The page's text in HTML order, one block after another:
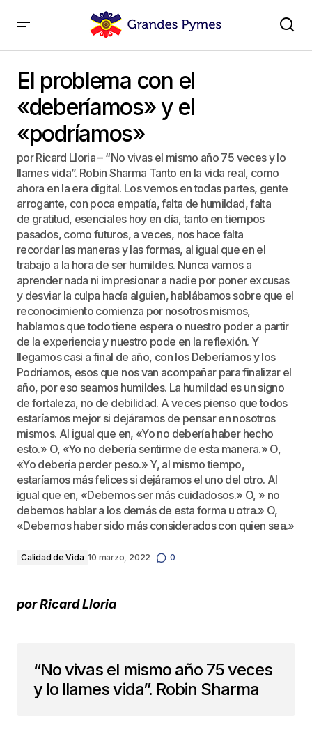
El problema con el
«deberíamos» y el
«podríamos»
por Ricard Lloria – “No vivas el mismo año 75 veces y lo
llames vida”. Robin Sharma Tanto en la vida real, como
ahora en la era digital. Los vemos en todas partes, gente
arrogante, con poca empatía, falta de humildad, falta
de gratitud, esenciales hoy en día, tanto en tiempos
pasados, como futuros, a veces, nos hace falta
recordar las maneras y las formas, al igual que en el
trabajo a la hora de ser humildes. Nunca vamos a
aprender nada ni impresionar a nadie por poner excusas
y desviar la culpa hacía alguien, hablábamos sobre que el
reconocimiento comienza por nosotros mismos,
hablamos que todo tiene espera o nuestro poder a partir
de la experiencia y nuestro pode en la reflexión. Y
llegamos casi a final de año, con los Deberíamos y los
Podríamos, esos que nos van acompañar para finalizar el
año, por eso seamos humildes. La humildad es un signo
de fortaleza, no de debilidad. A veces pienso que todos
estaríamos mejor si dejáramos de pensar en nosotros
mismos. Al igual que en, «Yo no debería haber hecho
esto.» O, «Yo no debería sentirme de esta manera.» O,
«Yo debería perder peso.» Y, al mismo tiempo,
estaríamos más felices si dejáramos el uno del otro. Al
igual que en, «Debemos ser más cuidadosos.» O, » no
debemos hablar a los demás de esta forma u otra.» O,
«Debemos haber sido más considerados con quien sea.»
Calidad de Vida 10 marzo, 2022 0
por Ricard Lloria
“No vivas el mismo año 75 veces
y lo llames vida”. Robin Sharma